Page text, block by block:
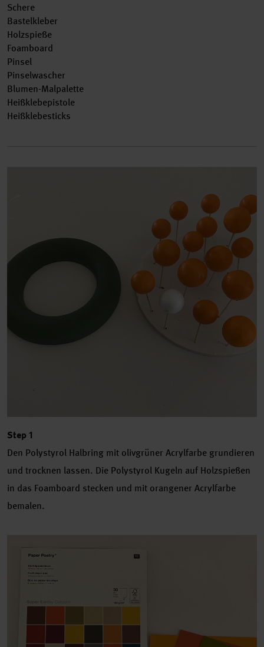
Schere
Bastelkleber
Holzspieße
Foamboard
Pinsel
Pinselwascher
Blumen-Malpalette
Heißklebepistole
Heißklebesticks
Step 1
Den Polystyrol Halbring mit olivgrüner Acrylfarbe grundieren
und trocknen lassen. Die Polystyrol Kugeln auf Holzspießen
in das Foamboard stecken und mit orangener Acrylfarbe
bemalen.